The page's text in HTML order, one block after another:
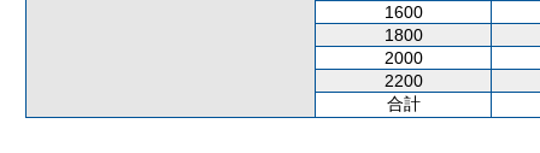
1600
1800
2000
2200
合計